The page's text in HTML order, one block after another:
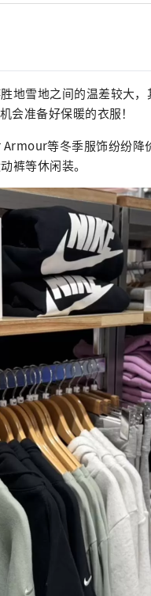
地雪地之间的温差较大，
准备好保暖的衣服！
等冬季服饰纷纷降
裤等休闲装。